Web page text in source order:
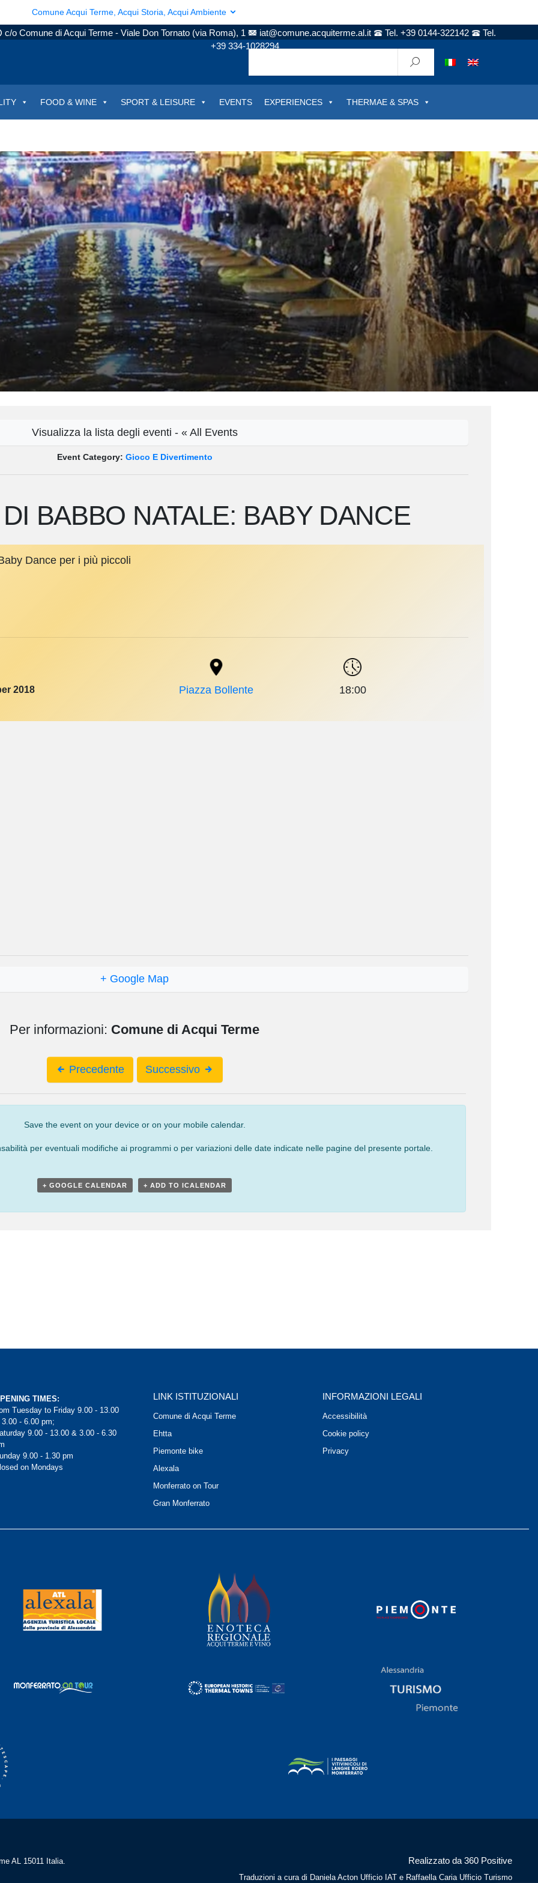
Comune Acqui Terme, Acqui Storia, Acqui Ambiente
c/o Comune di Acqui Terme - Viale Don Tornato (via Roma), 1 iat@comune.acquiterme.al.it Tel. +39 0144-322142
Tel.
+39 334-1028294
FOOD & WINE SPORT & LEISURE EVENTS EXPERIENCES THERMAE & SPAS
Visualizza la lista degli eventi - « All Events
Event Category: Gioco E Divertimento
BABBO NATALE: BABY DANCE
Dance per i più piccoli
2018 Piazza Bollente 18:00
+ Google Map
Per informazioni: Comune di Acqui Terme
Precedente Successivo
Save the event on your device or on your mobile calendar.
per eventuali modifiche ai programmi o per variazioni delle date indicate nelle pagine del presente portale.
+ GOOGLE CALENDAR + ADD TO ICALENDAR
TIMES:
Tuesday to Friday 9.00 - 13.00
3.00 - 6.00 pm;
9.00 - 13.00 & 3.00 - 6.30
9.00 - 1.30 pm
on Mondays
LINK ISTITUZIONALI
Comune di Acqui Terme
Ehtta
Piemonte bike
Alexala
Monferrato on Tour
Gran Monferrato
INFORMAZIONI LEGALI
Accessibilità
Cookie policy
Privacy
AL 15011 Italia.
Realizzato da 360 Positive
Traduzioni a cura di Daniela Acton Ufficio IAT e Raffaella Caria Ufficio Turismo